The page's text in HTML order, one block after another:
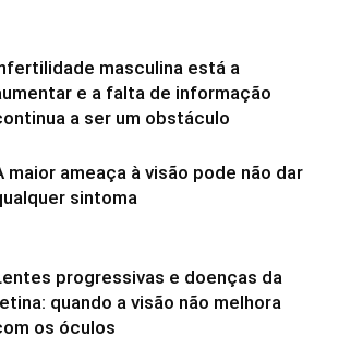
masculina está a
e a falta de informação
a ser um obstáculo
maior ameaça à visão pode não dar
sintoma
progressivas e doenças da
quando a visão não melhora
os óculos